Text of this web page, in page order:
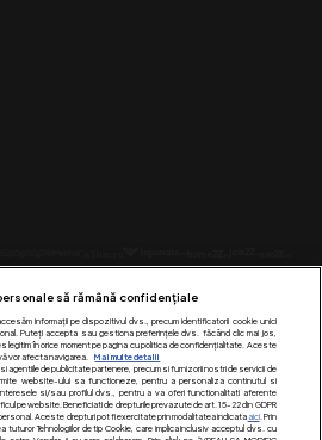
ne pe:
să rămână confidențiale
informații pe dispozitivul dvs., precum identificatorii cookie unici
Puteți accepta sau gestiona preferințele dvs. făcând clic mai jos,
legitim în orice moment pe pagina cu politica de confidențialitate. Aceste
vor afecta navigarea.
Mai multe detalii
agentiile de publicitate partenere, precum si furnizorii nostri de servicii de
website-ului sa functioneze, pentru a personaliza continutul si
si/sau profilul dvs., pentru a va oferi functionalitati aferente
pe website. Beneficiati de drepturile prevazute de art. 15-22 din GDPR
Aceste drepturi pot fi exercitate prin modalitatea indicataaici. Prin
tuturor Tehnologiilor de tip Cookie, care implica inclusiv acceptul dvs. cu